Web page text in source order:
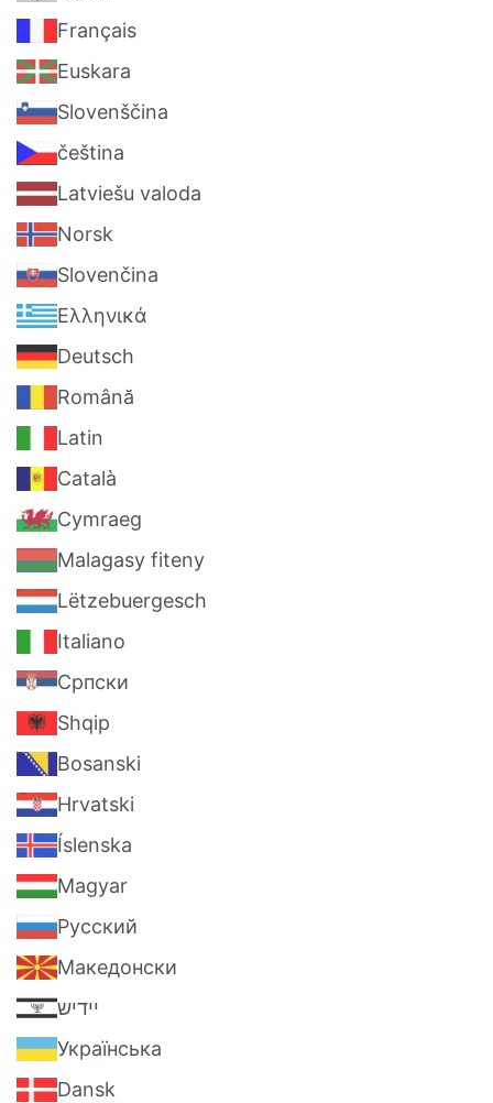
Français
Euskara
Slovenščina
čeština
Latviešu valoda‎
Norsk
Slovenčina
Ελληνικά
Deutsch
Română
Latin
Català
Cymraeg
Malagasy fiteny
Lëtzebuergesch
Italiano
Српски
Shqip
Bosanski
Hrvatski
Íslenska
Magyar
Pусский
Македонски
יידיש
Українська
Dansk